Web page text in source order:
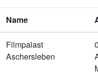
Name
Filmpalast
Aschersleben